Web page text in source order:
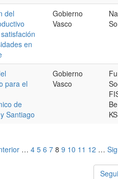
del
en
Gobierno
Vasco
para el
de
Santiago
Gobierno
Vasco
… 4 5 6 7 8 9 10 11 12 …